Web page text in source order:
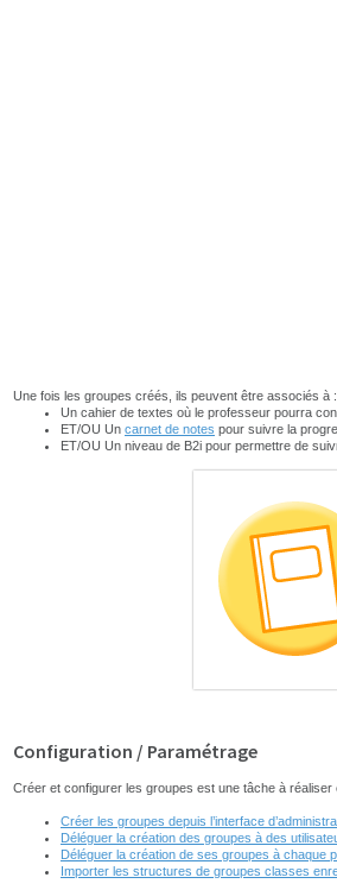
Une fois les groupes créés, ils peuvent être associés à :
Un cahier de textes où le professeur pourra
ET/OU Un carnet de notes pour suivre la
ET/OU Un niveau de B2i pour permettre de
Configuration / Paramétrage
Créer et configurer les groupes est une tâche à
Créer les groupes depuis l’interface
Déléguer la création des groupes à des
Déléguer la création de ses groupes à chaque
Importer les structures de groupes classes